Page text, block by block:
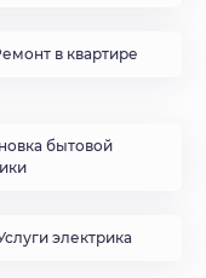
в квартире
бытовой
электрика